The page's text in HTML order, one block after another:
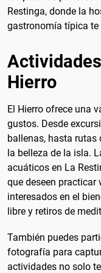
Restinga, donde la
gastronomía típica te
Hierro
El Hierro ofrece una
gustos. Desde
ballenas, hasta rutas
la belleza de la isla.
acuáticos en La
que deseen
interesados en el
libre y retiros de
También puedes
fotografía para
actividades no solo